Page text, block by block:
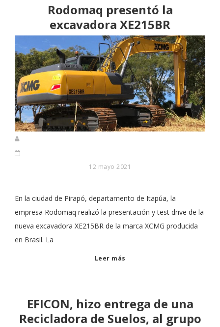
Rodomaq presentó la
excavadora XE215BR
12 mayo 2021
En la ciudad de Pirapó, departamento de Itapúa, la
empresa Rodomaq realizó la presentación y test drive de la
nueva excavadora XE215BR de la marca XCMG producida
en Brasil. La
Leer más
EFICON, hizo entrega de una
Recicladora de Suelos, al grupo